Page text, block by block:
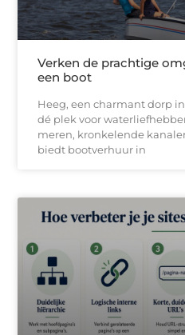
Verken de prachtige
een boot
Heeg, een charmant dorp
dé plek voor
meren, kronkelende
biedt bootverhuur in